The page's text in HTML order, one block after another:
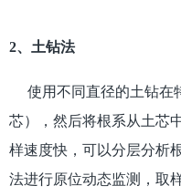
2、土钻法
使用不同直径的土钻在
芯），然后将根系从土芯
样速度快，可以分层分析
法进行原位动态监测，取